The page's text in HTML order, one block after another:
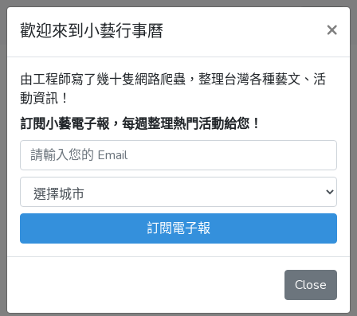
小藝行事曆
全部 展覽 音樂 戲劇 講座 清單
雲林行事曆 展覽 最新活動
2024年11月4日 – 11月10日
注意：出發前請去官網再次確認！
本站內容由程式自動抓
取，沒有算到疫情影響、例行休館日、國定假日、移師外地
歡迎來到小藝行事曆 ×
由工程師寫了幾十隻網路爬蟲，整理台灣各種藝文、活
動資訊！
訂閱小藝電子報，每週整理熱門活動給您！
訂閱電子報
Close